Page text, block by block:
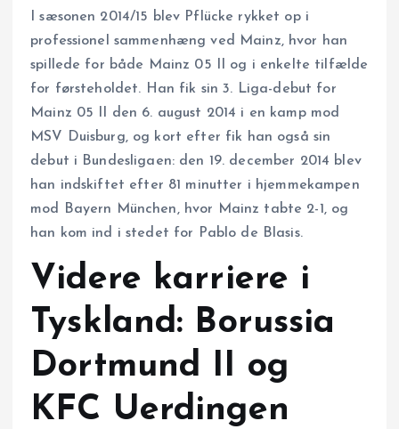
I sæsonen 2014/15 blev Pflücke rykket op i
professionel sammenhæng ved Mainz, hvor han
spillede for både Mainz 05 II og i enkelte tilfælde
for førsteholdet. Han fik sin 3. Liga-debut for
Mainz 05 II den 6. august 2014 i en kamp mod
MSV Duisburg, og kort efter fik han også sin
debut i Bundesligaen: den 19. december 2014 blev
han indskiftet efter 81 minutter i hjemmekampen
mod Bayern München, hvor Mainz tabte 2-1, og
han kom ind i stedet for Pablo de Blasis.
Videre karriere i
Tyskland: Borussia
Dortmund II og
KFC Uerdingen